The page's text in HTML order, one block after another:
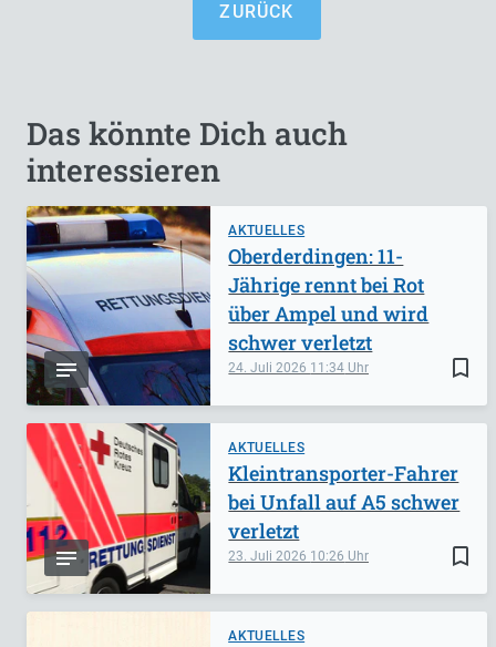
ZURÜCK
Das könnte Dich auch
interessieren
AKTUELLES
bookmark_border
24. Juli 2026 11:34
Oberderdingen: 11-
Jährige rennt bei Rot
über Ampel und wird
schwer verletzt
AKTUELLES
bookmark_border
23. Juli 2026 10:26
Kleintransporter-Fahrer
bei Unfall auf A5 schwer
verletzt
AKTUELLES